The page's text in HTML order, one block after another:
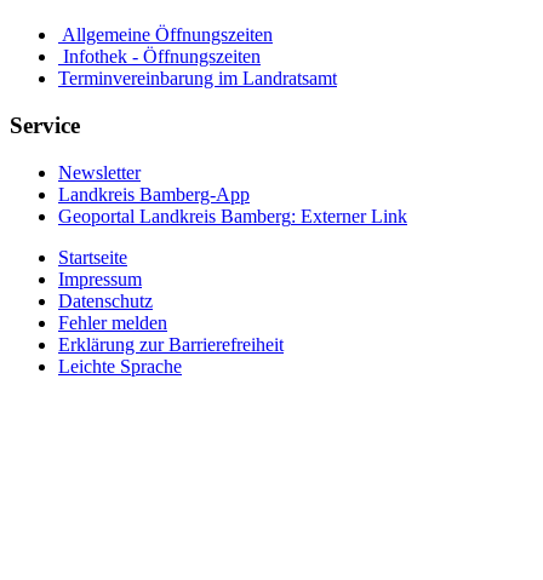
Allgemeine Öffnungszeiten
Infothek - Öffnungszeiten
Terminvereinbarung im Landratsamt
Service
Newsletter
Landkreis Bamberg-App
Geoportal Landkreis Bamberg: Externer Link
Startseite
Impressum
Datenschutz
Fehler melden
Erklärung zur Barrierefreiheit
Leichte Sprache